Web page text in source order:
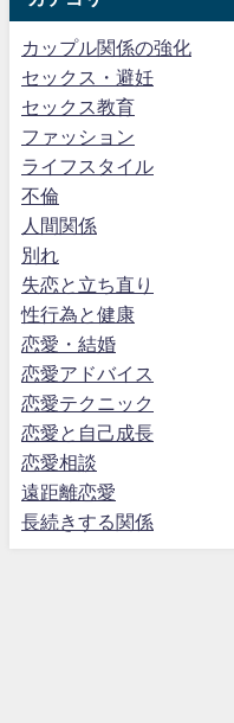
カップル関係の強化
セックス・避妊
セックス教育
ファッション
ライフスタイル
不倫
人間関係
別れ
失恋と立ち直り
性行為と健康
恋愛・結婚
恋愛アドバイス
恋愛テクニック
恋愛と自己成長
恋愛相談
遠距離恋愛
長続きする関係